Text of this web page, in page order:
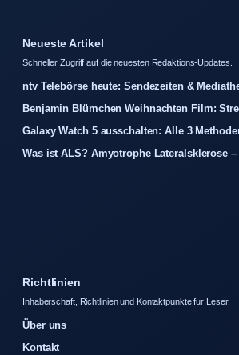
Neueste Artikel
Schneller Zugriff auf die neuesten Redaktions-Updates.
ntv Telebörse heute: Sendezeiten &
Benjamin Blümchen Weihnachten Film:
Galaxy Watch 5 ausschalten: Alle 3
Was ist ALS? Amyotrophe Lateralsklerose
Richtlinien
Inhaberschaft, Richtlinien und Kontaktpunkte fur Leser.
Über uns
Kontakt